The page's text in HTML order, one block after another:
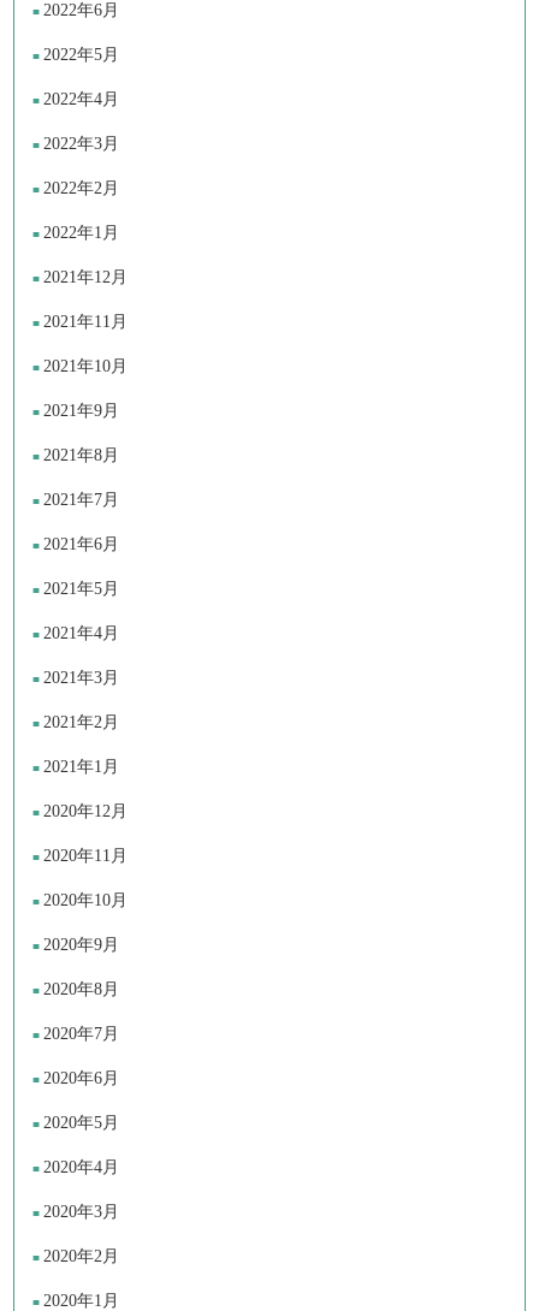
2022年6月
2022年5月
2022年4月
2022年3月
2022年2月
2022年1月
2021年12月
2021年11月
2021年10月
2021年9月
2021年8月
2021年7月
2021年6月
2021年5月
2021年4月
2021年3月
2021年2月
2021年1月
2020年12月
2020年11月
2020年10月
2020年9月
2020年8月
2020年7月
2020年6月
2020年5月
2020年4月
2020年3月
2020年2月
2020年1月